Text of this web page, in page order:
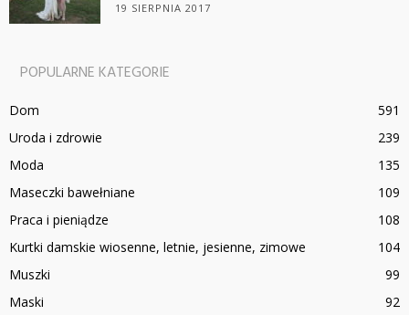
19 SIERPNIA 2017
POPULARNE KATEGORIE
Dom
591
Uroda i zdrowie
239
Moda
135
Maseczki bawełniane
109
Praca i pieniądze
108
Kurtki damskie wiosenne, letnie, jesienne, zimowe
104
Muszki
99
Maski
92